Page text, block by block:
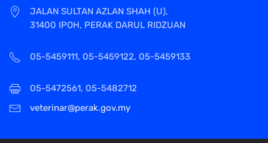
JALAN SULTAN AZLAN SHAH (U),
31400 IPOH, PERAK DARUL RIDZUAN
05-5459111, 05-5459122, 05-5459133
05-5472561, 05-5482712
veterinar@perak.gov.my